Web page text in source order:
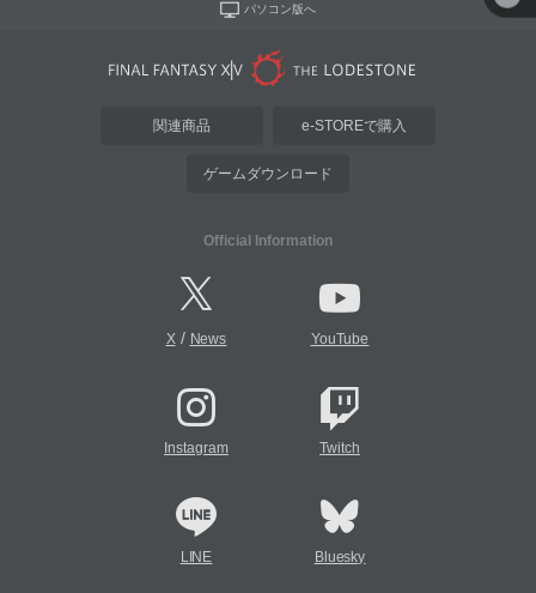
パソコン版へ
関連商品 e-STOREで購入
ゲームダウンロード
Official Information
X/ News YouTube
Instagram Twitch
LINE Bluesky